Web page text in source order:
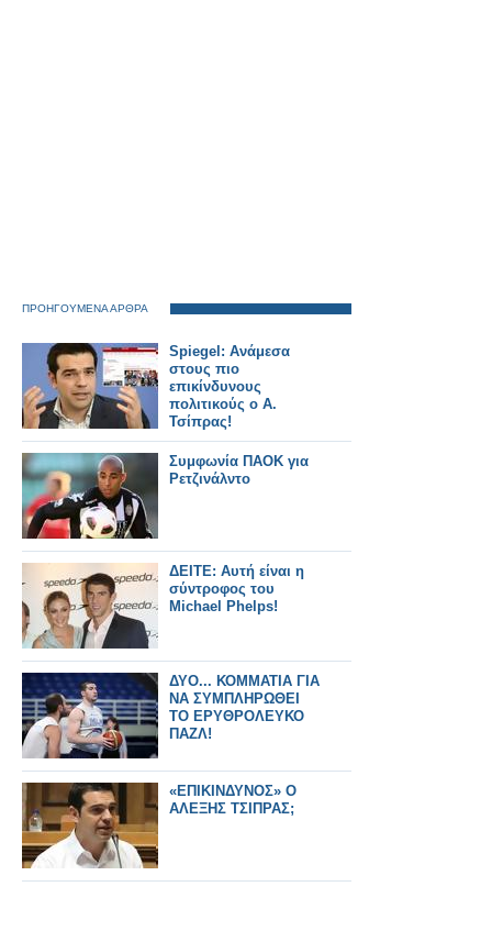
ΠΡΟΗΓΟΥΜΕΝΑ ΑΡΘΡΑ
Spiegel: Ανάμεσα
στους πιο
επικίνδυνους
πολιτικούς ο Α.
Τσίπρας!
Συμφωνία ΠΑΟΚ για
Ρετζινάλντο
ΔΕΙΤΕ: Αυτή είναι η
σύντροφος του
Michael Phelps!
ΔΥΟ... ΚΟΜΜΑΤΙΑ ΓΙΑ
ΝΑ ΣΥΜΠΛΗΡΩΘΕΙ
ΤΟ ΕΡΥΘΡΟΛΕΥΚΟ
ΠΑΖΛ!
«ΕΠΙΚΙΝΔΥΝΟΣ» Ο
ΑΛΕΞΗΣ ΤΣΙΠΡΑΣ;